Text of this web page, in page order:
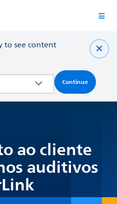
to see content
Continue
ao cliente
auditivos